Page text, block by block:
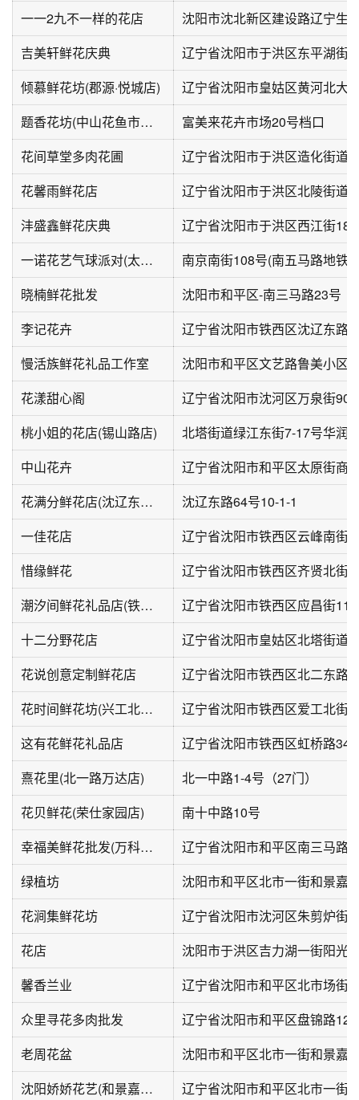
一一2九不一样的花店
吉美轩鲜花庆典
倾慕鲜花坊(郡源·悦城店)
辽宁省沈阳市皇姑区黄河北大
题香花坊(中山花鱼市场店)
富美来花卉市场20号档口
花间草堂多肉花圃
花馨雨鲜花店
辽宁省沈阳市于洪区北陵街道
沣盛鑫鲜花庆典
辽宁省沈阳市于洪区西江街
一诺花艺气球派对(太平里社区店)
晓楠鲜花批发
沈阳市和平区-南三马路23号
李记花卉
辽宁省沈阳市铁西区沈辽东路
慢活族鲜花礼品工作室
沈阳市和平区文艺路鲁美小区
花漾甜心阁
辽宁省沈阳市沈河区万泉街90
桃小姐的花店(锡山路店)
中山花卉
辽宁省沈阳市和平区太原街商
花满分鲜花店(沈辽东路店)
沈辽东路64号10-1-1
一佳花店
辽宁省沈阳市铁西区云峰南街
惜缘鲜花
辽宁省沈阳市铁西区齐贤北街
潮汐间鲜花礼品店(铁西万象汇店)
辽宁省沈阳市铁西区应昌街11
十二分野花店
辽宁省沈阳市皇姑区北塔街道
花说创意定制鲜花店
辽宁省沈阳市铁西区北二东路
花时间鲜花坊(兴工北街店)
辽宁省沈阳市铁西区爱工北街
这有花鲜花礼品店
辽宁省沈阳市铁西区虹桥路34
熹花里(北一路万达店)
北一中路1-4号（27门）
花贝鲜花(荣仕家园店)
南十中路10号
幸福美鲜花批发(万科金地·中山公园店)
辽宁省沈阳市和平区南三马路
绿植坊
沈阳市和平区北市一街和景嘉
花涧集鲜花坊
花店
沈阳市于洪区吉力湖一街阳光
馨香兰业
众里寻花多肉批发
辽宁省沈阳市和平区盘锦路12
老周花盆
沈阳市和平区北市一街和景嘉
沈阳娇娇花艺(和景嘉园店)
辽宁省沈阳市和平区北市一街